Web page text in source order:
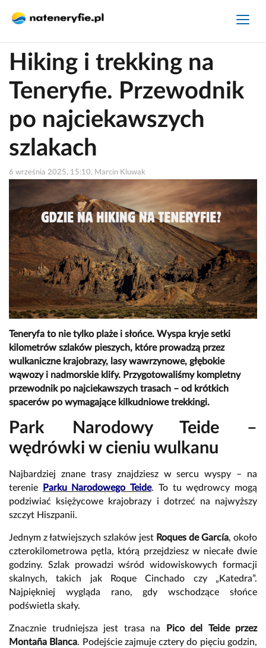
Hiking i trekking na
Teneryfie. Przewodnik
po najciekawszych
szlakach
6 września 2025, 15:10, Marcin Kluwak
Teneryfa to nie tylko plaże i słońce. Wyspa kryje setki
kilometrów szlaków pieszych, które prowadzą przez
wulkaniczne krajobrazy, lasy wawrzynowe, głębokie
wąwozy i nadmorskie klify. Przygotowaliśmy kompletny
przewodnik po najciekawszych trasach – od krótkich
spacerów po wymagające kilkudniowe trekkingi.
Park Narodowy Teide –
wędrówki w cieniu wulkanu
Najbardziej znane trasy znajdziesz w sercu wyspy – na
terenie
Parku Narodowego Teide. To tu wędrowcy mogą
podziwiać księżycowe krajobrazy i dotrzeć na najwyższy
szczyt Hiszpanii.
Jednym z łatwiejszych szlaków jest Roques de García, około
czterokilometrowa pętla, którą przejdziesz w niecałe dwie
godziny. Szlak prowadzi wśród widowiskowych formacji
skalnych, takich jak Roque Cinchado czy „Katedra”.
Najpiękniej wygląda rano, gdy wschodzące słońce
podświetla skały.
Znacznie trudniejsza jest trasa na
Pico del Teide przez
Montaña Blanca. Podejście zajmuje cztery do pięciu godzin,